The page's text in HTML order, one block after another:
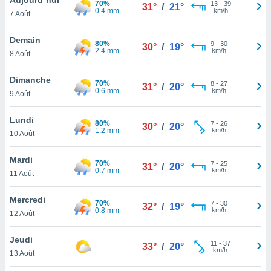
et
»,
au
vous
qu'ils
ou
le
ainsi
un
la
du
7 Août
70%
0.4 mm
31° / 21° 13- 39
km/h
Demain
8 Août
80%
2.4 mm
30° / 19° 9- 30
km/h
Dimanche
9 Août
70%
0.6 mm
31° / 20° 8- 27
km/h
Lundi
10 Août
80%
1.2 mm
30° / 20° 7- 26
km/h
Mardi
11 Août
70%
0.7 mm
31° / 20° 7- 25
km/h
Mercredi
12 Août
70%
0.8 mm
32° / 19° 7- 30
km/h
Jeudi
13 Août
33° / 20° 11 - 37
km/h